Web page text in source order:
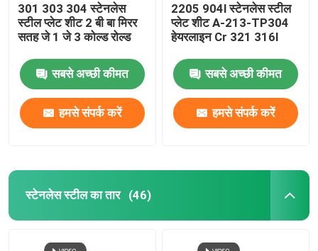
301 303 304 स्टेनलेस
स्टील प्लेट शीट 2 बी बा मिरर
सतह जे 1 जे 3 कोल्ड रोल्ड
सबसे अच्छी कीमत
हमसे संपर्क करें
2205 904l स्टेनलेस स्टील
प्लेट शीट A-213-TP304
हेयरलाइन Cr 321 316l
सबसे अच्छी कीमत
हमसे संपर्क करें
स्टेनलेस स्टील का तार (46)